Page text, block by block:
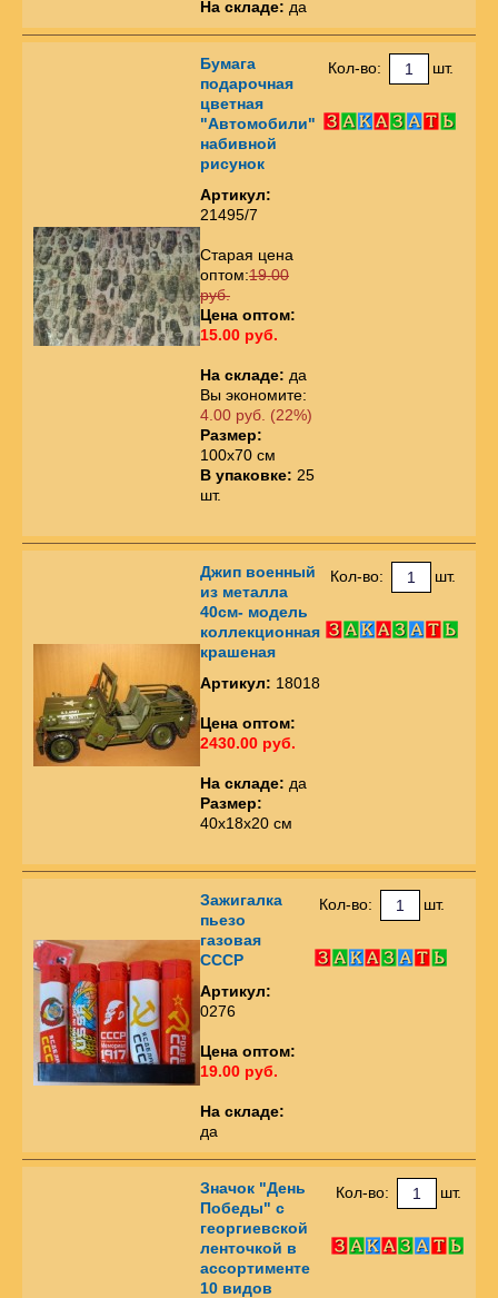
На складе: да
Бумага
подарочная
цветная
"Автомобили"
набивной
рисунок
Артикул:
21495/7
Старая цена
оптом:19.00
руб.
Цена оптом:
15.00 руб.
На складе: да
Вы экономите:
4.00 руб. (22%)
Размер:
100х70 см
В упаковке: 25
шт.
Кол-во: шт.
Джип военный
из металла
40см- модель
коллекционная
крашеная
Артикул: 18018
Цена оптом:
2430.00 руб.
На складе: да
Размер:
40х18х20 см
Кол-во: шт.
Зажигалка
пьезо
газовая
СССР
Артикул:
0276
Цена оптом:
19.00 руб.
На складе:
да
Кол-во: шт.
Значок "День
Победы" с
георгиевской
ленточкой в
ассортименте
10 видов
Кол-во: шт.